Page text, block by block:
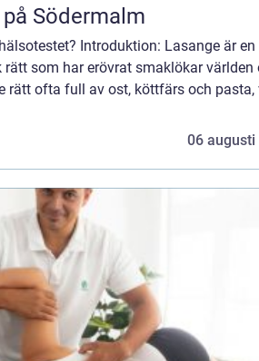
Södermalm
Introduktion: Lasange är en
som har erövrat smaklökar världen
rätt ofta full av ost, köttfärs och pasta,
06 augusti